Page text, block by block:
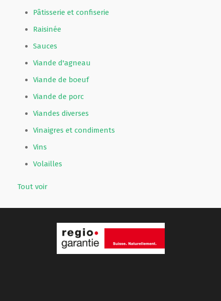
Pâtisserie et confiserie
Raisinée
Sauces
Viande d'agneau
Viande de boeuf
Viande de porc
Viandes diverses
Vinaigres et condiments
Vins
Volailles
Tout voir